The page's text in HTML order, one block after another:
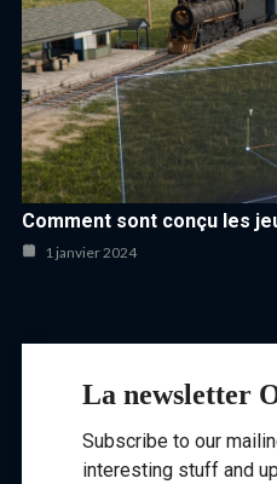
Comment sont conçu les
1 janvier 2024
La newsletter
Subscribe to our
interesting stuff and